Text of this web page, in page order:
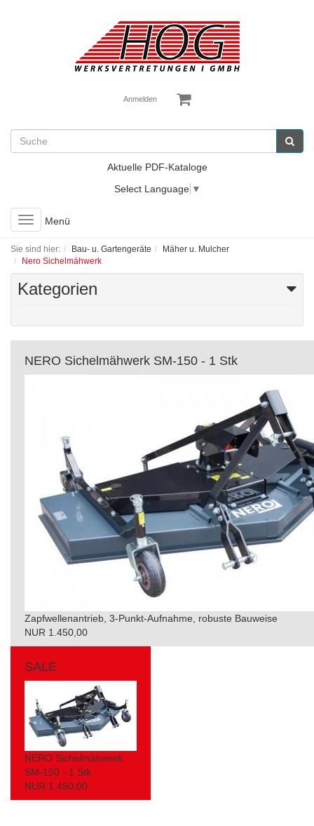
Anmelden
Aktuelle PDF-Kataloge
Select Language ▼
Toggle
navigation
Menü
Sie sind hier: Bau- u. Gartengeräte
Mäher u. Mulcher
Nero Sichelmähwerk
Kategorien
NERO Sichelmähwerk SM-150 - 1 Stk
Zapfwellenantrieb, 3-Punkt-Aufnahme, robuste Bauweise
NUR 1.450,00
SALE
NERO Sichelmähwerk
SM-150 - 1 Stk
NUR 1.450,00